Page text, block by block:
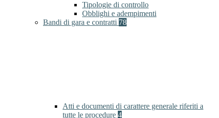
Tipologie di controllo
Obblighi e adempimenti
Bandi di gara e contratti 78
Atti e documenti di carattere generale riferiti a
tutte le procedure 4